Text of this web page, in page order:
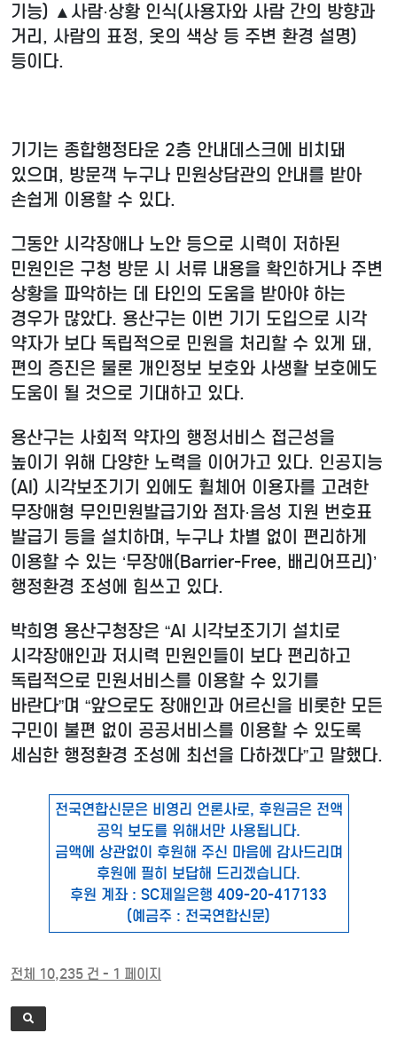
기능) ▲사람·상황 인식(사용자와 사람 간의 방향과
거리, 사람의 표정, 옷의 색상 등 주변 환경 설명)
등이다.
기기는 종합행정타운 2층 안내데스크에 비치돼
있으며, 방문객 누구나 민원상담관의 안내를 받아
손쉽게 이용할 수 있다.
그동안 시각장애나 노안 등으로 시력이 저하된
민원인은 구청 방문 시 서류 내용을 확인하거나 주변
상황을 파악하는 데 타인의 도움을 받아야 하는
경우가 많았다. 용산구는 이번 기기 도입으로 시각
약자가 보다 독립적으로 민원을 처리할 수 있게 돼,
편의 증진은 물론 개인정보 보호와 사생활 보호에도
도움이 될 것으로 기대하고 있다.
용산구는 사회적 약자의 행정서비스 접근성을
높이기 위해 다양한 노력을 이어가고 있다. 인공지능
(AI) 시각보조기기 외에도 휠체어 이용자를 고려한
무장애형 무인민원발급기와 점자·음성 지원 번호표
발급기 등을 설치하며, 누구나 차별 없이 편리하게
이용할 수 있는 ‘무장애(Barrier-Free, 배리어프리)’
행정환경 조성에 힘쓰고 있다.
박희영 용산구청장은 “AI 시각보조기기 설치로
시각장애인과 저시력 민원인들이 보다 편리하고
독립적으로 민원서비스를 이용할 수 있기를
바란다”며 “앞으로도 장애인과 어르신을 비롯한 모든
구민이 불편 없이 공공서비스를 이용할 수 있도록
세심한 행정환경 조성에 최선을 다하겠다”고 말했다.
전국연합신문은 비영리 언론사로, 후원금은 전액
공익 보도를 위해서만 사용됩니다.
금액에 상관없이 후원해 주신 마음에 감사드리며
후원에 필히 보답해 드리겠습니다.
후원 계좌 : SC제일은행 409-20-417133
(예금주 : 전국연합신문)
전체 10,235 건 - 1 페이지